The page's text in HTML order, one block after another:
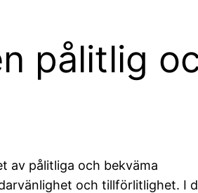
pålitlig
av pålitliga och bekväma
och tillförlitlighet. I